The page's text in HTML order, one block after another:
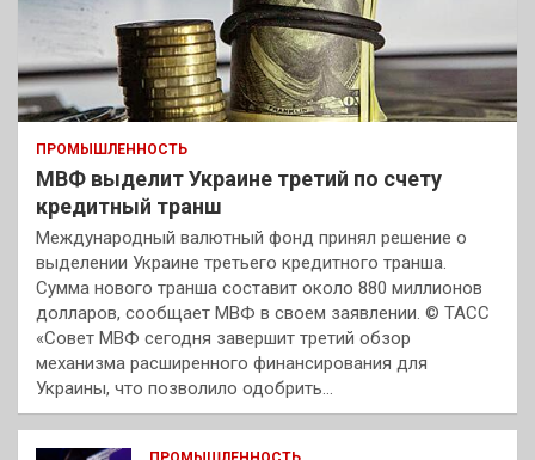
ПРОМЫШЛЕННОСТЬ
МВФ выделит Украине третий по счету
кредитный транш
Международный валютный фонд принял решение о
выделении Украине третьего кредитного транша.
Сумма нового транша составит около 880 миллионов
долларов, сообщает МВФ в своем заявлении. © ТАСС
«Совет МВФ сегодня завершит третий обзор
механизма расширенного финансирования для
Украины, что позволило одобрить…